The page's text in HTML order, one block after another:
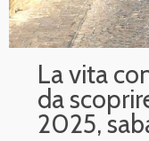
La vita
da
2025,